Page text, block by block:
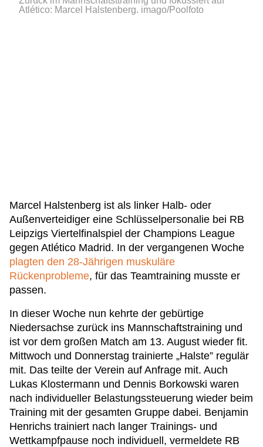
Atlético: Marcel Halstenberg. imago/Poolfoto
Marcel Halstenberg ist als linker Halb- oder
Außenverteidiger eine Schlüsselpersonalie bei RB
Leipzigs Viertelfinalspiel der Champions League
gegen Atlético Madrid. In der vergangenen Woche
plagten den 28-Jährigen muskuläre
Rückenprobleme, für das Teamtraining musste er
passen.
In dieser Woche nun kehrte der gebürtige
Niedersachse zurück ins Mannschaftstraining und
ist vor dem großen Match am 13. August wieder fit.
Mittwoch und Donnerstag trainierte „Halste” regulär
mit. Das teilte der Verein auf Anfrage mit. Auch
Lukas Klostermann und Dennis Borkowski waren
nach individueller Belastungssteuerung wieder beim
Training mit der gesamten Gruppe dabei. Benjamin
Henrichs trainiert nach langer Trainings- und
Wettkampfpause noch individuell, vermeldete RB